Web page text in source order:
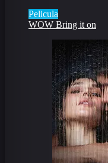
Pelicula
WOW Bring it on